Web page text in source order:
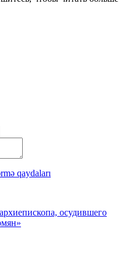
qaydaları